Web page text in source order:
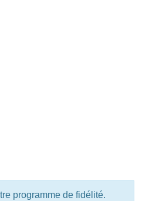
programme de fidélité.